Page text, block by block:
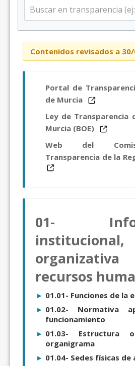
Contenidos revisados a
Portal de
de Murcia
Ley de Transparencia
Murcia (BOE)
Web del
Transparencia de la
01-
institucional,
recursos
01.01- Funciones de la
01.02- Normativa
funcionamiento
01.03- Estructura
organigrama
01.04- Sedes físicas de